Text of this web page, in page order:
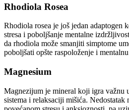
Rhodiola Rosea
Rhodiola rosea je još jedan adaptogen
stresa i poboljšanje mentalne
da rhodiola može smanjiti simptome
poboljšati opšte raspoloženje i
Magnesium
Magnezijum je mineral koji igra važnu
sistema i relaksaciji mišića. Nedostatak